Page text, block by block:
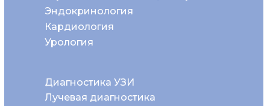
Диагностика УЗИ
Эндокринология
Кардиология
Урология
Лучевая диагностика